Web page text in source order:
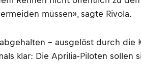
müssen», sagte Rivola.
– ausgelöst durch die
klar: Die Aprilia-Piloten sollen